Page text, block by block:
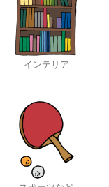
インテリア